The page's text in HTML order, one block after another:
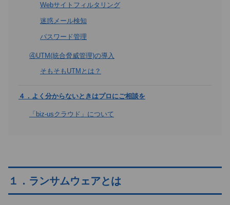
Webサイトフィルタリング
迷惑メール検知
パスワード管理
④UTM(統合脅威管理)の導入
そもそもUTMとは？
４．よく分からないときはプロにご相談を
「biz-usクラウド」について
１．ランサムウェアとは